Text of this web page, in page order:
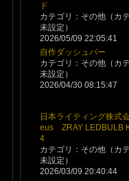
ド
カテゴリ：その他（カ
未設定）
2026/05/09 22:05:41
自作ダッシュバー
カテゴリ：その他（カ
未設定）
2026/04/30 08:15:47
日本ライティング株式
eus ZRAY LEDBULB
4
カテゴリ：その他（カ
未設定）
2026/03/09 20:40:44